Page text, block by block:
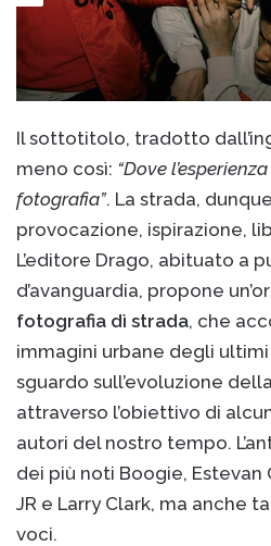
'
m
l
Il sottotitolo, tradotto
meno così: “Dove
fotografia”. La strada,
provocazione, ispirazione,
L’editore Drago, abituato a
d’avanguardia, propone
fotografia dì strada, che
immagini urbane degli ultimi
sguardo sull’evoluzione
attraverso l’obiettivo di
autori del nostro tempo.
dei più noti Boogie, Estevan
JR e Larry Clark, ma anche
voci.